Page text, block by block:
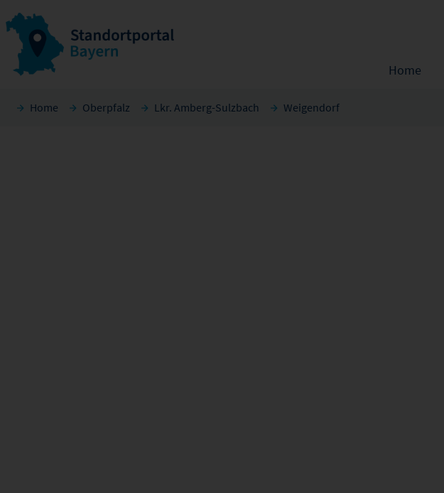
Home
Home Oberpfalz Lkr. Amberg-Sulzbach Weigendorf